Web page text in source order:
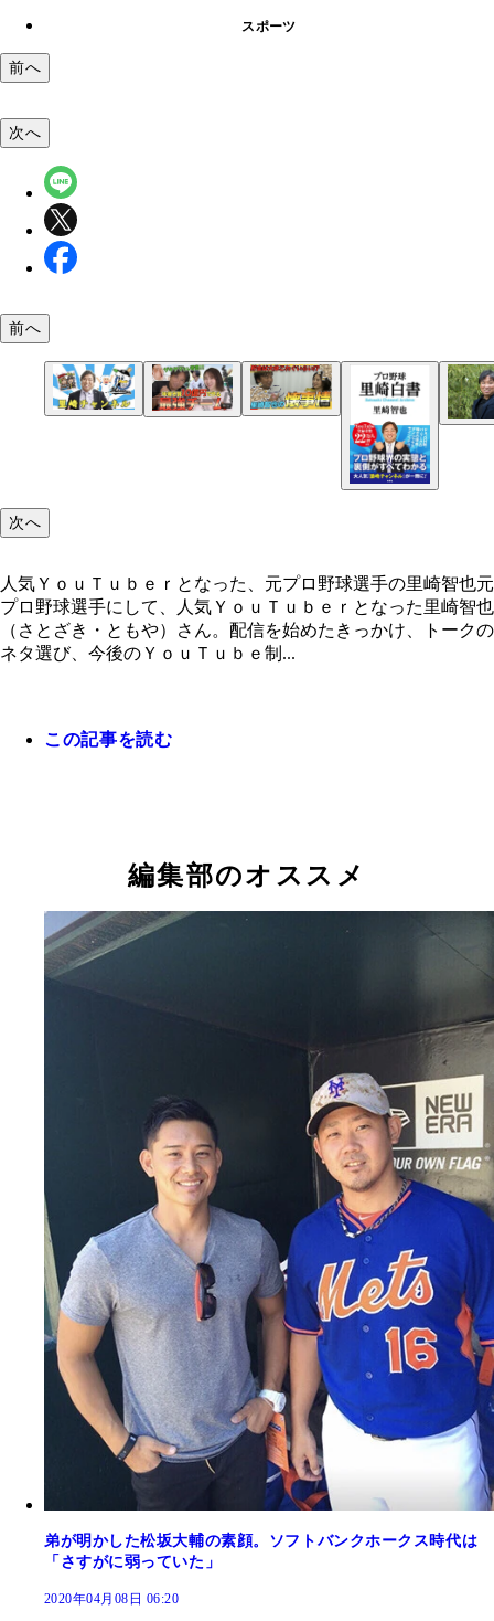
スポーツ
前へ
チャンネルを増やして食レポや愛車自慢もスター
『里崎チャンネル』
登録者数２６万人オーバーの里崎さんの公式Ｙｏ
ｂｅチャンネル。プロ野球選手の「金銭感覚」や
野球あるある」などなど。アシスタントの元東北
ナウンサー、袴田彩会さんと共にバラエティ色強
次へ
前へ
次へ
人気ＹｏｕＴｕｂｅｒとなった、元プロ野球選手の里崎智也元
プロ野球選手にして、人気ＹｏｕＴｕｂｅｒとなった里崎智也
（さとざき・ともや）さん。配信を始めたきっかけ、トークの
ネタ選び、今後のＹｏｕＴｕｂｅ制...
この記事を読む
編集部のオススメ
弟が明かした松坂大輔の素顔。ソフトバンクホークス時代は
「さすがに弱っていた」
2020年04月08日 06:20